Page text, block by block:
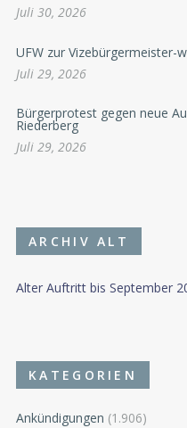
Juli 30, 2026
UFW zur Vizebürgermeister-
Juli 29, 2026
Bürgerprotest gegen neue
Riederberg
Juli 29, 2026
ARCHIV ALT
Alter Auftritt bis September
KATEGORIEN
Ankündigungen (1.906)